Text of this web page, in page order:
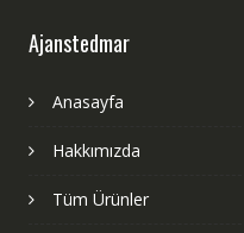
Ajanstedmar
Anasayfa
Hakkımızda
Tüm Ürünler